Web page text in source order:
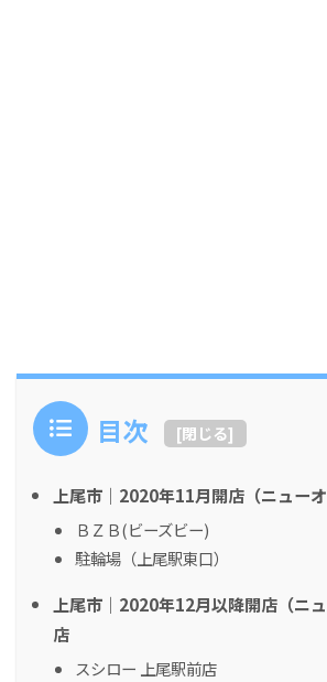
目次 [閉じる]
上尾市｜2020年11月開店（ニュー
ＢＺＢ(ビーズビー)
駐輪場（上尾駅東口）
上尾市｜2020年12月以降開店（ニ
店
スシロー 上尾駅前店